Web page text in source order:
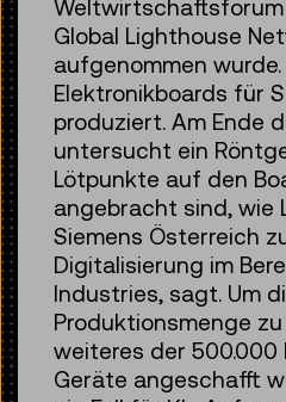
Weltwirtschaftsforum
Global Lighthouse
aufgenommen
Elektronikboards für
produziert. Am Ende
untersucht ein
Lötpunkte auf den
angebracht sind, wie
Siemens Österreich
Digitalisierung im
Industries, sagt. Um
Produktionsmenge
weiteres der 500.000
Geräte angeschafft